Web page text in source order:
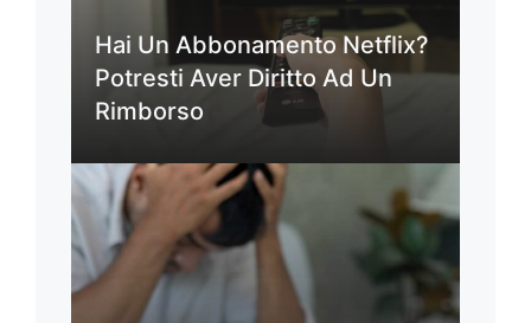
Hai Un Abbonamento Netflix?
Potresti Aver Diritto Ad Un
Rimborso